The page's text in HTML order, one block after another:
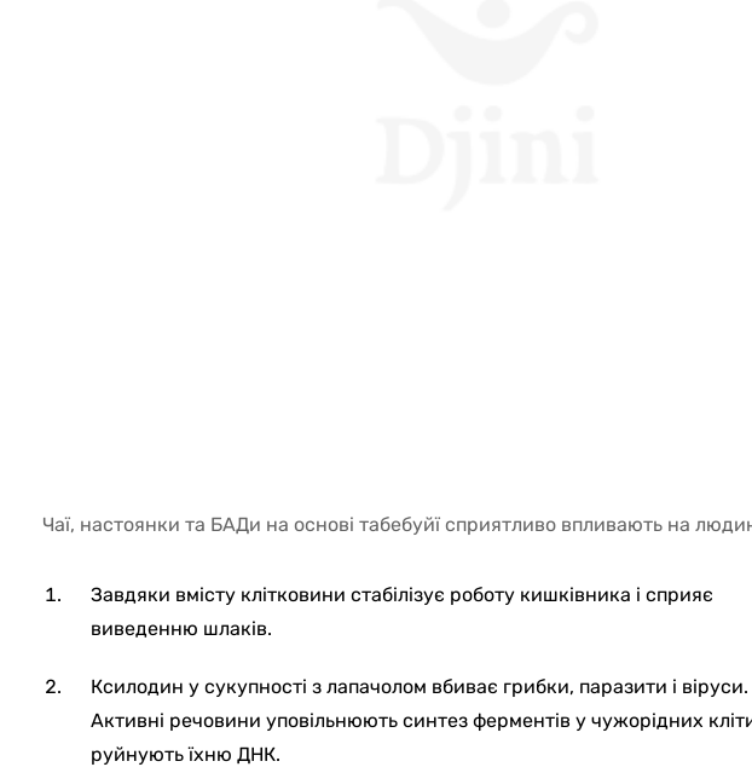
Чаї, настоянки та БАДи на основі табебуйї сприятливо впливають на
Завдяки вмісту клітковини стабілізує роботу кишківника і сприяє
виведенню шлаків.
Ксилодин у сукупності з лапачолом вбиває грибки, паразити і віруси.
Активні речовини уповільнюють синтез ферментів у чужорідних
руйнують їхню ДНК.